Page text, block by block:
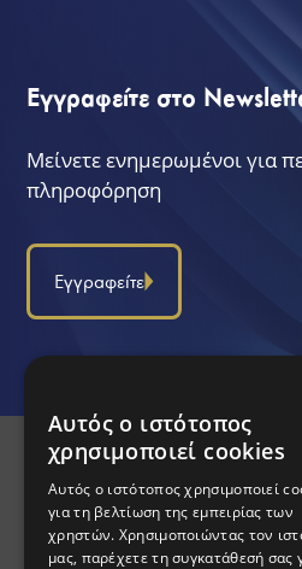
Εγγραφείτε στο
Μείνετε ενημερωμένοι για
πληροφόρηση
Εγγραφείτε
Αυτός ο ιστότοπος
χρησιμοποιεί cookies
Αυτός ο ιστότοπος χρησιμοποιεί
για τη βελτίωση της εμπειρίας των
χρηστών. Χρησιμοποιώντας τον
μας, παρέχετε τη συγκατάθεσή σας